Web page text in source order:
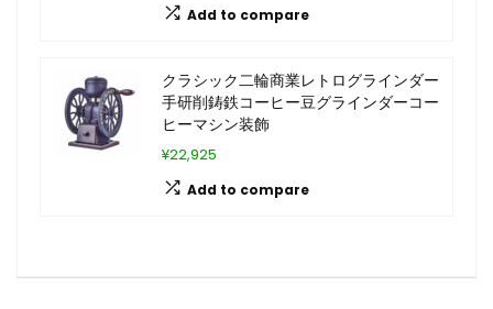
Add to compare
クラシック二輪商業レトログラインダー
手研削鋳鉄コーヒー豆グラインダーコー
ヒーマシン装飾
¥22,925
Add to compare